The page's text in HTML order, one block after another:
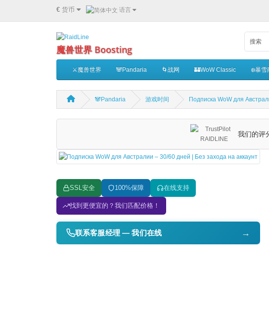
€ 货币 语言
魔兽世界 Boosting
⚔️魔兽世界 🐼Pandaria 🌀战网 🏰WoW Classic ❄️暴雪
🐼Pandaria 游戏时间 Подписка WoW для
我们的评
SSL安全 100%保障 在线支持
找到更便宜的？我们匹配价格！
联系客服经理 — 我们在线 →